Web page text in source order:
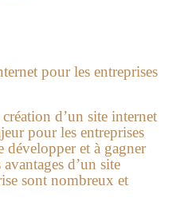
pour les entreprises
d’un site internet
pour les entreprises
développer et à gagner
d’un site
sont nombreux et